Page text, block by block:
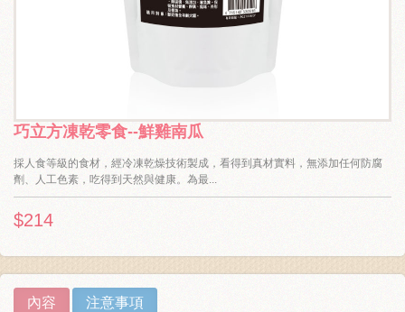
巧立方凍乾零食--鮮雞南瓜
採人食等級的食材，經冷凍乾燥技術製成，看得到真材實料，無添加任何防腐
劑、人工色素，吃得到天然與健康。為最...
$214
內容 注意事項